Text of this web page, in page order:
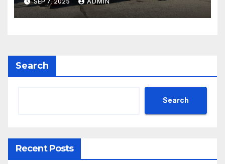
състояние, ръст на
приходите и напредък в
социални проекти
Search
Search
Recent Posts